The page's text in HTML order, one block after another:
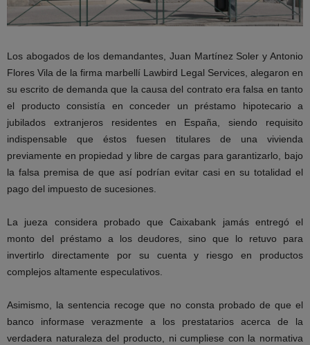
Los abogados de los demandantes, Juan Martínez Soler y Antonio
Flores Vila de la firma marbellí Lawbird Legal Services, alegaron en
su escrito de demanda que la causa del contrato era falsa en tanto
el producto consistía en conceder un préstamo hipotecario a
jubilados extranjeros residentes en España, siendo requisito
indispensable que éstos fuesen titulares de una vivienda
previamente en propiedad y libre de cargas para garantizarlo, bajo
la falsa premisa de que así podrían evitar casi en su totalidad el
pago del impuesto de sucesiones.
La jueza considera probado que Caixabank jamás entregó el
monto del préstamo a los deudores, sino que lo retuvo para
invertirlo directamente por su cuenta y riesgo en productos
complejos altamente especulativos.
Asimismo, la sentencia recoge que no consta probado de que el
banco informase verazmente a los prestatarios acerca de la
verdadera naturaleza del producto, ni cumpliese con la normativa